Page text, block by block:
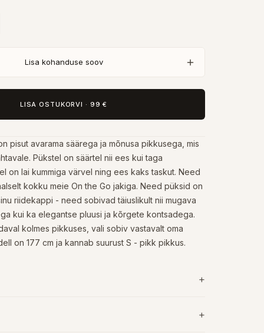
Lisa kohanduse soov
LISA OSTUKORVI · 99 €
pisut avarama säärega ja mõnusa pikkusega, mis
Pükstel on säärtel nii ees kui taga
on lai kummiga värvel ning ees kaks taskut. Need
kokku meie On the Go jakiga. Need püksid on
riidekappi - need sobivad täiuslikult nii mugava
kui ka elegantse pluusi ja kõrgete kontsadega.
kolmes pikkuses, vali sobiv vastavalt oma
on 177 cm ja kannab suurust S - pikk pikkus.